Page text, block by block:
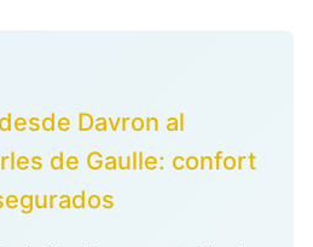
Davron al
de Gaulle: confort